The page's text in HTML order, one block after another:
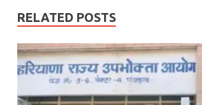
RELATED POSTS